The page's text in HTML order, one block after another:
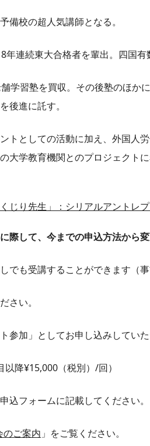
備校の超人気講師となる。
年連続東大合格者を輩出。四国有
学習塾を買収。その後塾のほか
後進に託す。
トとしての活動に加え、外国人
大学教育機関とのプロジェクトに
くじり先生」：シリアルアントレ
際して、今までの申込方法から
でも受講することができます（事
さい。
参加」としてお申し込みしていた
以降¥15,000（税別）/回）
込フォームに記載してください。
のご案内 」をご覧ください。